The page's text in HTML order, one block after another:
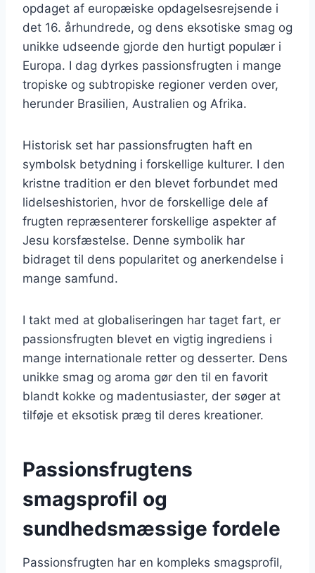
opdaget af europæiske opdagelsesrejsende i
det 16. århundrede, og dens eksotiske smag og
unikke udseende gjorde den hurtigt populær i
Europa. I dag dyrkes passionsfrugten i mange
tropiske og subtropiske regioner verden over,
herunder Brasilien, Australien og Afrika.
Historisk set har passionsfrugten haft en
symbolsk betydning i forskellige kulturer. I den
kristne tradition er den blevet forbundet med
lidelseshistorien, hvor de forskellige dele af
frugten repræsenterer forskellige aspekter af
Jesu korsfæstelse. Denne symbolik har
bidraget til dens popularitet og anerkendelse i
mange samfund.
I takt med at globaliseringen har taget fart, er
passionsfrugten blevet en vigtig ingrediens i
mange internationale retter og desserter. Dens
unikke smag og aroma gør den til en favorit
blandt kokke og madentusiaster, der søger at
tilføje et eksotisk præg til deres kreationer.
Passionsfrugtens
smagsprofil og
sundhedsmæssige fordele
Passionsfrugten har en kompleks smagsprofil,